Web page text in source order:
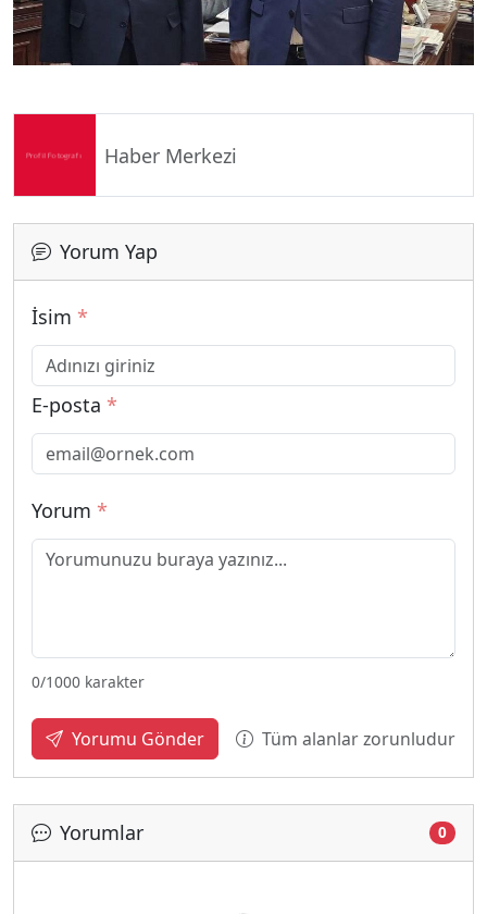
Haber Merkezi
Yorum Yap
İsim *
E-posta *
Yorum *
0/1000 karakter
Yorumu Gönder Tüm alanlar zorunludur
Yorumlar 0
Yükleniyor...